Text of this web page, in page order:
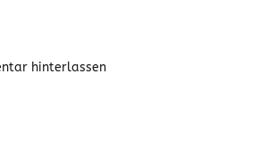
hinterlassen